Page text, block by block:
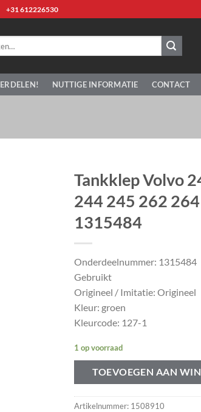
+31 612226530
NUTTIGE INFORMATIE CONTACT
Tankklep Volvo
244 245 262
1315484
Onderdeelnummer: 1315484
Gebruikt
Origineel / Imitatie: Origineel
Kleur: groen
Kleurcode: 127-1
1 op voorraad
TOEVOEGEN AAN
Artikelnummer: 1508910